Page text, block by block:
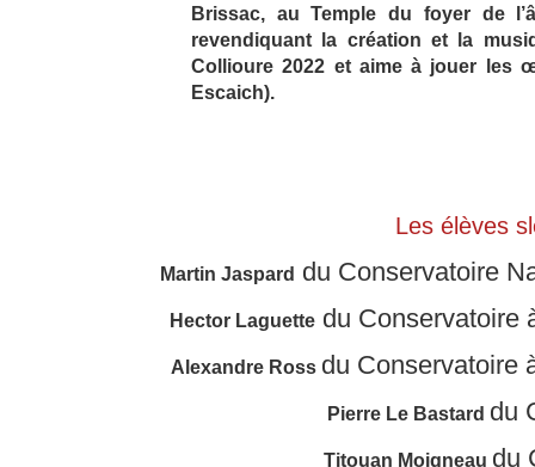
Brissac, au Temple du foyer de
revendiquant la création et la
Collioure 2022 et aime à jouer les
Escaich).
Les élèves
Martin Jaspard du Conservatoire
Hector Laguette du Conservatoire
Alexandre Ross du Conservatoire
Pierre Le Bastard du
Titouan Moigneau du